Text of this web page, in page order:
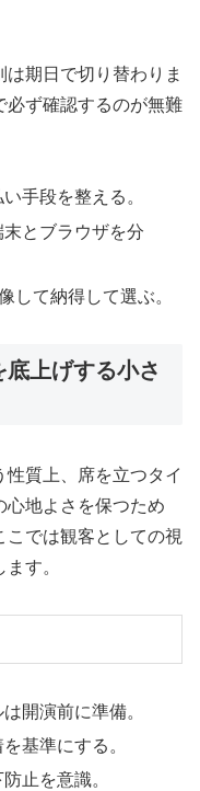
は期日で切り替わりま
必ず確認するのが無難
手段を整える。
とブラウザを分
して納得して選ぶ。
上げする小さ
質上、席を立つタイ
心地よさを保つため
では観客としての視
す。
開演前に準備。
基準にする。
止を意識。